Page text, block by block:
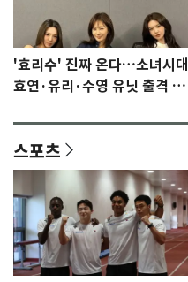
'효리수' 진짜 온다…소녀시대
효연·유리·수영 유닛 출격 [N
스포츠